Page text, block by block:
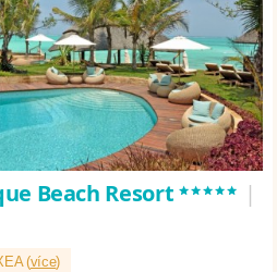
Beach Resort***** |
(více)